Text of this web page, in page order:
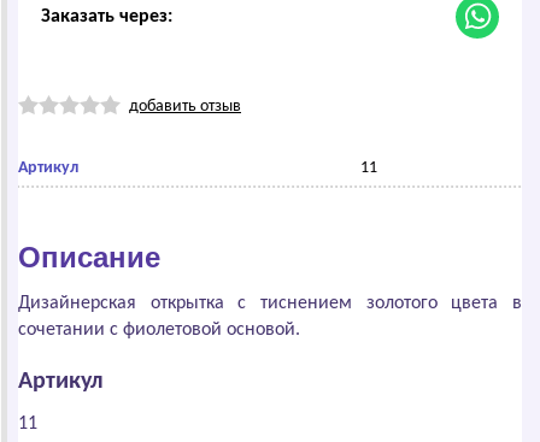
Заказать через:
добавить отзыв
Артикул 11
Описание
Дизайнерская открытка с тиснением золотого цвета в
сочетании с фиолетовой основой.
Артикул
11